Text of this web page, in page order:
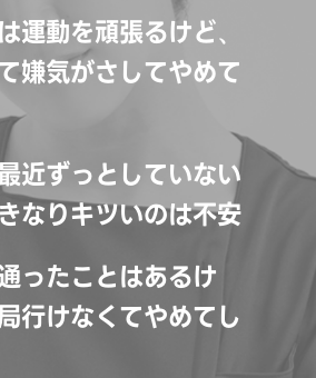
運動を頑張るけど、
嫌気がさしてやめて
近ずっとしていない
なりキツいのは不安
ったことはあるけ
行けなくてやめてし